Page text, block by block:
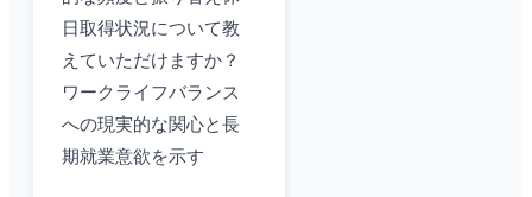
日取得状況について教
えていただけますか？
ワークライフバランス
への現実的な関心と長
期就業意欲を示す